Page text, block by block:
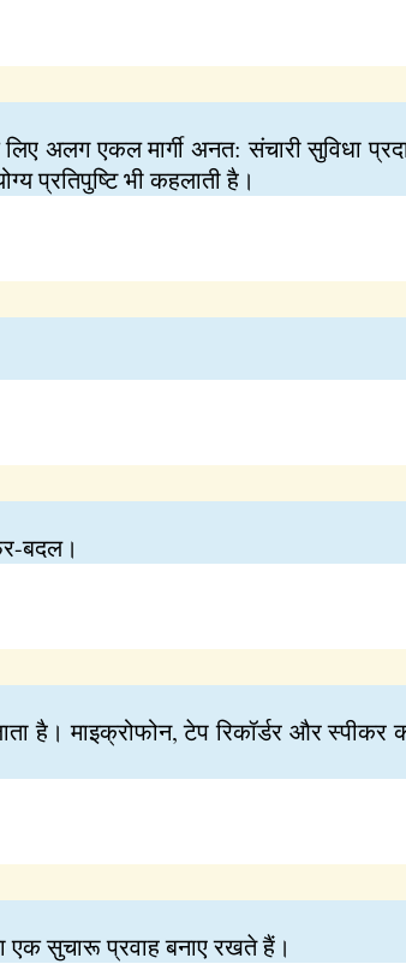
अलग एकल मार्गी अनत: संचारी सुविधा
प्रतिपुष्टि भी कहलाती है।
बदल।
है। माइक्रोफोन, टेप रिकॉर्डर और
एक सुचारू प्रवाह बनाए रखते हैं।